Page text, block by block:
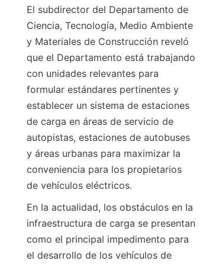
El subdirector del Departamento de
Ciencia, Tecnología, Medio Ambiente
y Materiales de Construcción reveló
que el Departamento está trabajando
con unidades relevantes para
formular estándares pertinentes y
establecer un sistema de estaciones
de carga en áreas de servicio de
autopistas, estaciones de autobuses
y áreas urbanas para maximizar la
conveniencia para los propietarios
de vehículos eléctricos.
En la actualidad, los obstáculos en la
infraestructura de carga se presentan
como el principal impedimento para
el desarrollo de los vehículos de